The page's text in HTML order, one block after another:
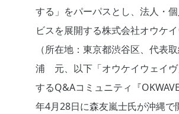
する」をパーパスとし、法人・
ビスを展開する株式会社オウケ
（所在地：東京都渋谷区、代表
浦 元、以下「オウケイウェイヴ
するQ&Aコミュニティ『
年4月28日に森友嵐士氏が沖縄で